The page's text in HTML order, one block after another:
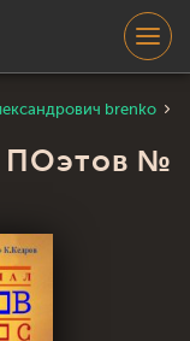
brenko
ПОэтов №